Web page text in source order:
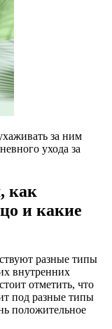
за ним
ухода за
как
и какие
разные типы
внутренних
отметить, что
под разные типы
положительное